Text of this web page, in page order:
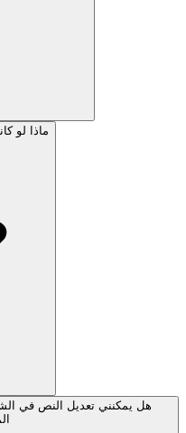
ماذا لو
هل يمكنني تعديل النص في